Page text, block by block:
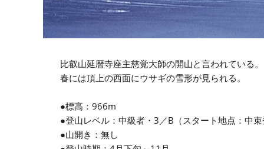
比叡山延暦寺座主慈覚大師の開山と言われている。
春には頂上の西面にウサギの雪形が見られる。
●標高：966m
●登山レベル：中級者・3／B（スタート地点：中
●山開き：無し